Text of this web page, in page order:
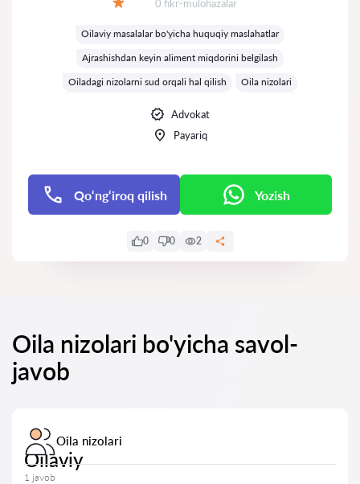
0 fikr-mulohazalar
Oilaviy masalalar bo'yicha huquqiy maslahatlar
Ajrashishdan keyin aliment miqdorini belgilash
Oiladagi nizolarni sud orqali hal qilish
Oila nizolari
Advokat
Payariq
Qo‘ng‘iroq qilish Yozish
0 0 2
Oila nizolari bo'yicha savol-
javob
Oila nizolari
Oilaviy
1 javob